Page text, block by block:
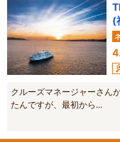
(
クルーズマネージャーさん
たんですが、最初から...